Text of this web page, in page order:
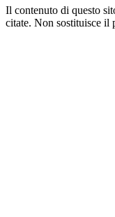
Il contenuto di questo
citate. Non sostituisce il